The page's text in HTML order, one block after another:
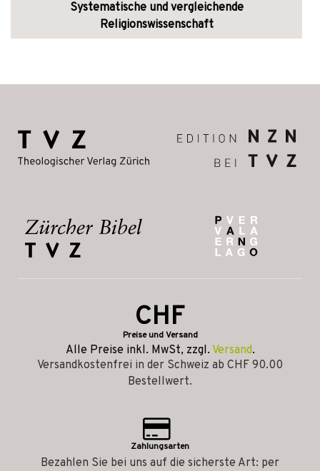
Systematische und vergleichende
Religionswissenschaft
CHF
Preise und Versand
Alle Preise inkl. MwSt, zzgl. Versand.
Versandkostenfrei in der Schweiz ab CHF 90.00
Bestellwert.
Zahlungsarten
Bezahlen Sie bei uns auf die sicherste Art: per